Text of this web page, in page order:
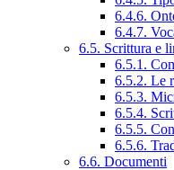
6.4.6.
6.4.7.
6.5. Scrittura e
6.5.1.
6.5.2. Le
6.5.3.
6.5.4.
6.5.5.
6.5.6.
6.6. Documenti